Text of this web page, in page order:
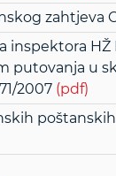
zahtjeva
inspektora
u
2007 (pdf)